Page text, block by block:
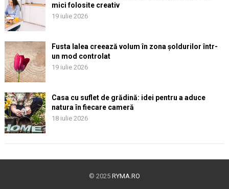
mici folosite creativ
19 iulie 2026
Fusta lalea creează volum în zona șoldurilor într-
un mod controlat
19 iulie 2026
Casa cu suflet de grădină: idei pentru a aduce
natura în fiecare cameră
18 iulie 2026
© 2025 RYMA.RO